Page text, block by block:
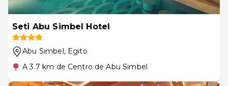
Seti Abu Simbel Hotel
Abu Simbel, Egito
A 3.7 km de Centro de Abu Simbel